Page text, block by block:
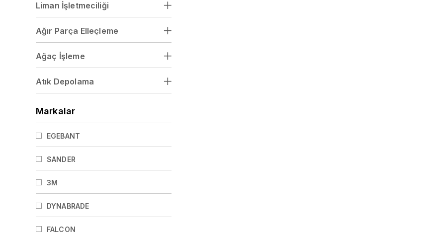
Liman İşletmeciliği
Ağır Parça Elleçleme
Ağaç İşleme
Atık Depolama
Markalar
EGEBANT
SANDER
3M
DYNABRADE
FALCON